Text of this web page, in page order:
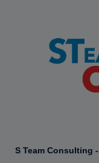
S Team Consulting